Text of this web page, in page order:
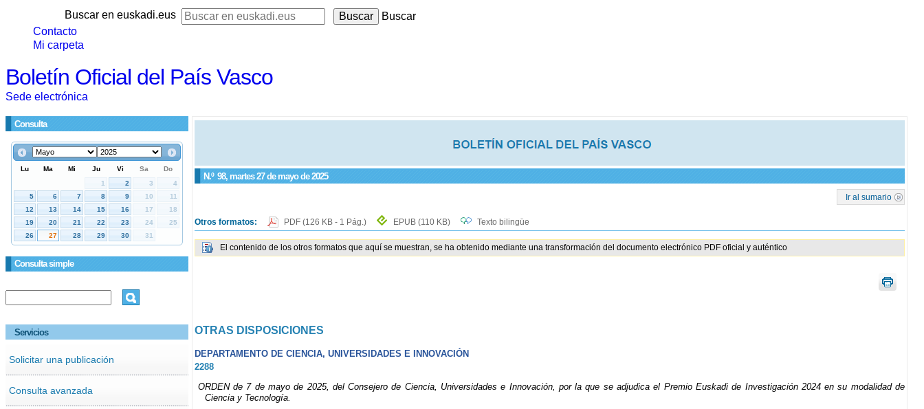
Buscar en euskadi.eus
Buscar
Contacto
Mi carpeta
Boletín Oficial del País Vasco
Sede electrónica
Consulta
Consulta simple
Servicios
Solicitar una publicación
Consulta avanzada
N.º 98, martes 27 de mayo de 2025
Ir al sumario
Otros formatos: PDF (126 KB - 1 Pág.) EPUB (110 KB) Texto bilingüe
El contenido de los otros formatos que aquí se muestran, se ha obtenido mediante una transformación del documento electrónico PDF oficial y auténtico
OTRAS DISPOSICIONES
DEPARTAMENTO DE CIENCIA, UNIVERSIDADES E INNOVACIÓN
2288
ORDEN de 7 de mayo de 2025, del Consejero de Ciencia, Universidades e Innovación, por la que se adjudica el Premio Euskadi de Investigación 2024 en su modalidad de
Ciencia y Tecnología.